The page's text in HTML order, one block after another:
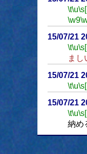
\t\u
\w9
15/07/21
\t\u
まし
15/07/21
\t\u
15/07/21
\t\u
納め